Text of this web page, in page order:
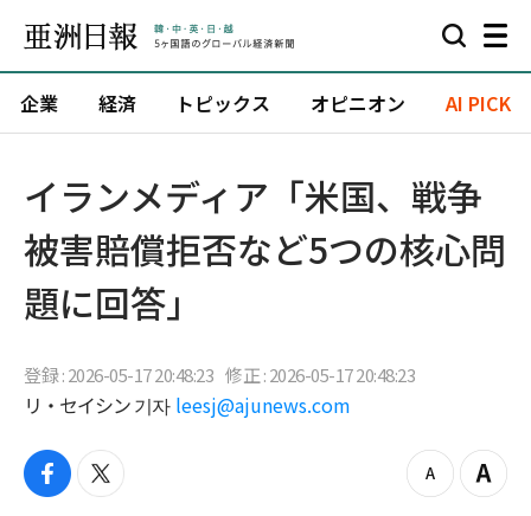
企業 経済 トピックス オピニオン AI PICK
イランメディア「米国、戦争
被害賠償拒否など5つの核心問
題に回答」
登録 : 2026-05-17 20:48:23 修正 : 2026-05-17 20:48:23
リ・セイシン 기자 leesj@ajunews.com
f
t
z
Z